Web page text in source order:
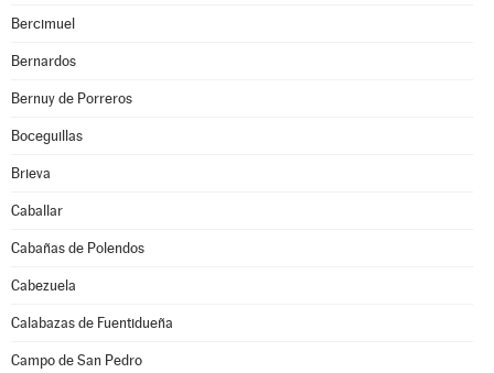
Bercimuel
Bernardos
Bernuy de Porreros
Boceguillas
Brieva
Caballar
Cabañas de Polendos
Cabezuela
Calabazas de Fuentidueña
Campo de San Pedro